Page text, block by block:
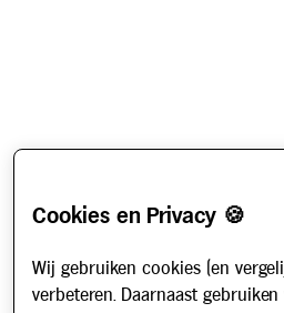
Cookies en Privacy 🍪
Wij gebruiken cookies (en
verbeteren. Daarnaast